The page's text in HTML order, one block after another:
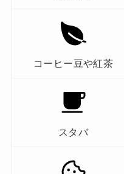
コーヒー豆や紅茶
スタバ